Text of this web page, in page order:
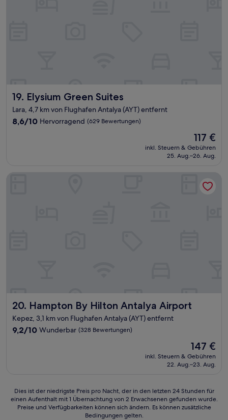
19. Elysium Green Suites
Elysium Green Suites
Lara, 4,7 km von Flughafen Antalya (AYT) entfernt
8.6
8,6/10 Hervorragend (629 Bewertungen)
Der
Preis
beträgt
117 €
inkl. Steuern & Gebühren
25. Aug.–26. Aug.
20. Hampton By Hilton Antalya Airport
Hampton By Hilton Antalya Airport
Kepez, 3,1 km von Flughafen Antalya (AYT) entfernt
9.2
9,2/10 Wunderbar (328 Bewertungen)
Der
Preis
beträgt
147 €
inkl. Steuern & Gebühren
22. Aug.–23. Aug.
Hampton By Hilton Antalya Airport
Dies
ist
Dies ist der niedrigste Preis pro Nacht, der in den letzten 24 Stunden für
einen Aufenthalt mit 1 Übernachtung von 2 Erwachsenen gefunden wurde.
Preise und Verfügbarkeiten können sich ändern. Es können zusätzliche
Bedingungen gelten.